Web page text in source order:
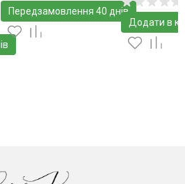
Передзамовлення 40 днів
Додати в